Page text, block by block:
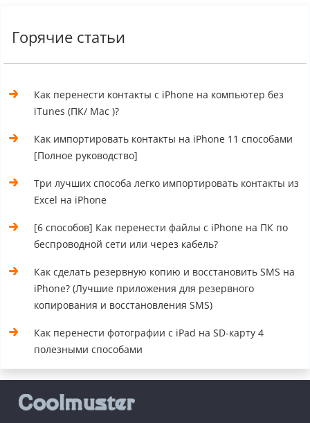
Горячие статьи
Как перенести контакты с iPhone на компьютер без
iTunes (ПК/ Mac )?
Как импортировать контакты на iPhone 11 способами
[Полное руководство]
Три лучших способа легко импортировать контакты из
Excel на iPhone
[6 способов] Как перенести файлы с iPhone на ПК по
беспроводной сети или через кабель?
Как сделать резервную копию и восстановить SMS на
iPhone? (Лучшие приложения для резервного
копирования и восстановления SMS)
Как перенести фотографии с iPad на SD-карту 4
полезными способами